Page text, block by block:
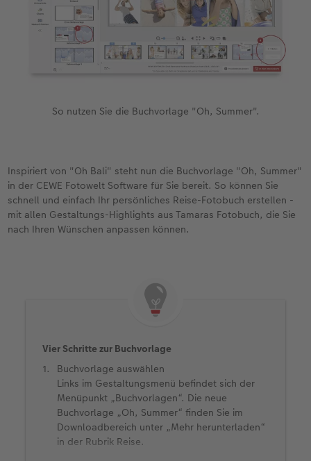
So nutzen Sie die Buchvorlage "Oh, Summer".
Inspiriert von "Oh Bali" steht nun die Buchvorlage "Oh, Summer"
in der CEWE Fotowelt Software für Sie bereit. So können Sie
schnell und einfach Ihr persönliches Reise-Fotobuch erstellen -
mit allen Gestaltungs-Highlights aus Tamaras Fotobuch, die Sie
nach Ihren Wünschen anpassen können.
Vier Schritte zur Buchvorlage
Buchvorlage auswählen
Links im Gestaltungsmenü befindet sich der
Menüpunkt „Buchvorlagen“. Die neue
Buchvorlage „Oh, Summer“ finden Sie im
Downloadbereich unter „Mehr herunterladen“
in der Rubrik Reise.